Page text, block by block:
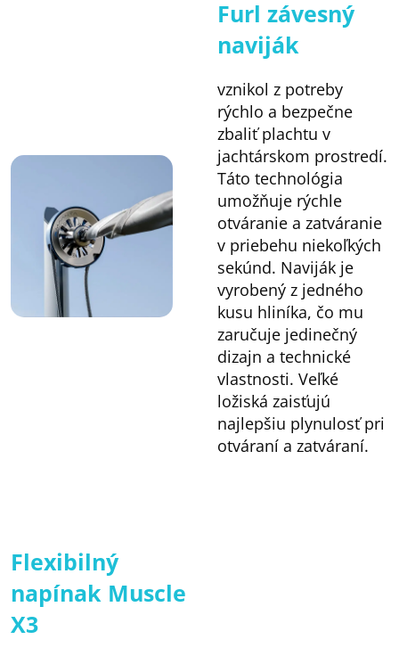
Furl závesný
naviják
vznikol z potreby
rýchlo a bezpečne
zbaliť plachtu v
jachtárskom prostredí.
Táto technológia
umožňuje rýchle
otváranie a zatváranie
v priebehu niekoľkých
sekúnd. Naviják je
vyrobený z jedného
kusu hliníka, čo mu
zaručuje jedinečný
dizajn a technické
vlastnosti. Veľké
ložiská zaisťujú
najlepšiu plynulosť pri
otváraní a zatváraní.
Flexibilný
napínak Muscle
X3